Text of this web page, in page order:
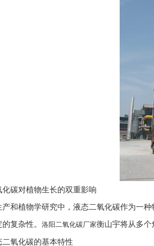
对植物生长的双重影响
植物学研究中，液态二氧化碳作为一种
复杂性。 洛阳二氧化碳厂家衡山宇将从多个
氧化碳的基本特性